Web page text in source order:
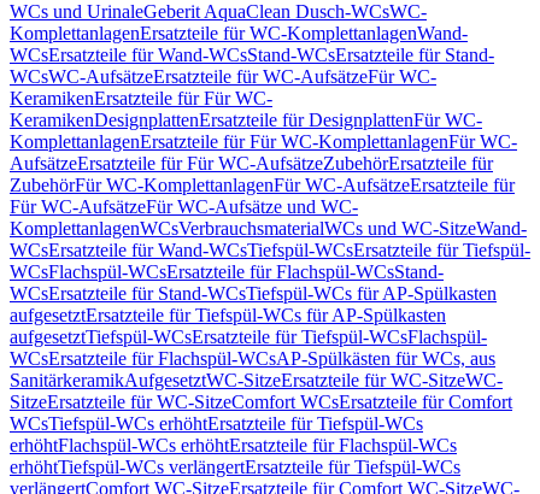
WCs und UrinaleGeberit AquaClean Dusch-WCsWC-
KomplettanlagenErsatzteile für WC-KomplettanlagenWand-
WCsErsatzteile für Wand-WCsStand-WCsErsatzteile für Stand-
WCsWC-AufsätzeErsatzteile für WC-AufsätzeFür WC-
KeramikenErsatzteile für Für WC-
KeramikenDesignplattenErsatzteile für DesignplattenFür WC-
KomplettanlagenErsatzteile für Für WC-KomplettanlagenFür WC-
AufsätzeErsatzteile für Für WC-AufsätzeZubehörErsatzteile für
ZubehörFür WC-KomplettanlagenFür WC-AufsätzeErsatzteile für
Für WC-AufsätzeFür WC-Aufsätze und WC-
KomplettanlagenWCsVerbrauchsmaterialWCs und WC-SitzeWand-
WCsErsatzteile für Wand-WCsTiefspül-WCsErsatzteile für Tiefspül-
WCsFlachspül-WCsErsatzteile für Flachspül-WCsStand-
WCsErsatzteile für Stand-WCsTiefspül-WCs für AP-Spülkasten
aufgesetztErsatzteile für Tiefspül-WCs für AP-Spülkasten
aufgesetztTiefspül-WCsErsatzteile für Tiefspül-WCsFlachspül-
WCsErsatzteile für Flachspül-WCsAP-Spülkästen für WCs, aus
SanitärkeramikAufgesetztWC-SitzeErsatzteile für WC-SitzeWC-
SitzeErsatzteile für WC-SitzeComfort WCsErsatzteile für Comfort
WCsTiefspül-WCs erhöhtErsatzteile für Tiefspül-WCs
erhöhtFlachspül-WCs erhöhtErsatzteile für Flachspül-WCs
erhöhtTiefspül-WCs verlängertErsatzteile für Tiefspül-WCs
verlängertComfort WC-SitzeErsatzteile für Comfort WC-SitzeWC-